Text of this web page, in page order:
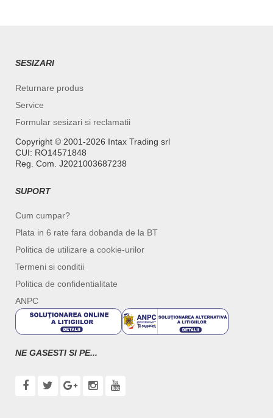
SESIZARI
Returnare produs
Service
Formular sesizari si reclamatii
Copyright ©️ 2001-2026 Intax Trading srl
CUI: RO14571848
Reg. Com. J2021003687238
SUPORT
Cum cumpar?
Plata in 6 rate fara dobanda de la BT
Politica de utilizare a cookie-urilor
Termeni si conditii
Politica de confidentialitate
ANPC
NE GASESTI SI PE...